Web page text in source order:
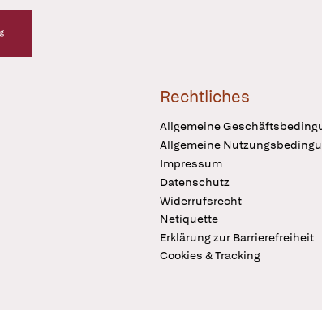
Verlag Logo
Rechtliches
Allgemeine
Allgemeine
Impressum
Datenschutz
Widerrufsrecht
Netiquette
Erklärung zur Barrierefreiheit
Cookies & Tracking